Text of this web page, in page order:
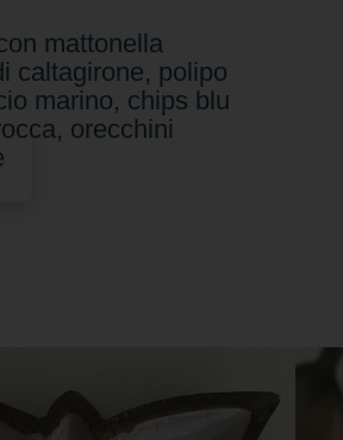
mattonella
caltagirone, polipo
marino, chips blu
orecchini